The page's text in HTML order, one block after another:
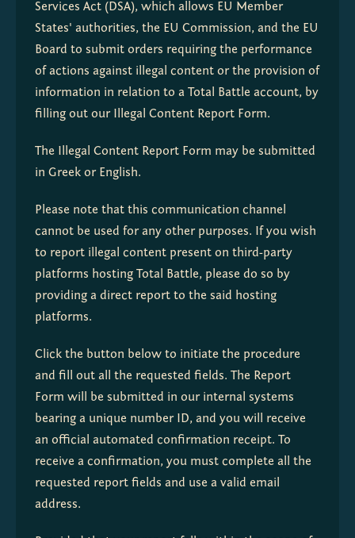
Services Act (DSA), which allows EU Member
States' authorities, the EU Commission, and the EU
Board to submit orders requiring the performance
of actions against illegal content or the provision of
information in relation to a Total Battle account, by
filling out our Illegal Content Report Form.
The Illegal Content Report Form may be submitted
in Greek or English.
Please note that this communication channel
cannot be used for any other purposes. If you wish
to report illegal content present on third-party
platforms hosting Total Battle, please do so by
providing a direct report to the said hosting
platforms.
Click the button below to initiate the procedure
and fill out all the requested fields. The Report
Form will be submitted in our internal systems
bearing a unique number ID, and you will receive
an official automated confirmation receipt. To
receive a confirmation, you must complete all the
requested report fields and use a valid email
address.